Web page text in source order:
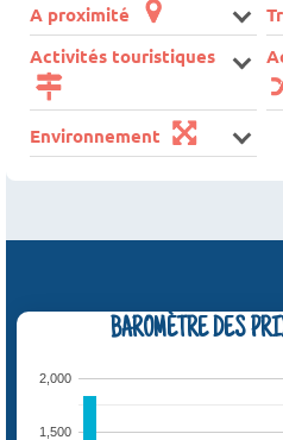
A proximité
Activités touristiques
Environnement
BAROMÈTRE DES
1,500
2,000